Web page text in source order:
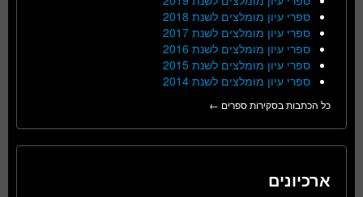
ספרי עיון מומלצים לשנת 2018
ספרי עיון מומלצים לשנת 2017
ספרי עיון מומלצים לשנת 2016
ספרי עיון מומלצים לשנת 2015
ספרי עיון מומלצים לשנת 2014
כל הכתבות בסקירות ספרים ←
ארכיונים